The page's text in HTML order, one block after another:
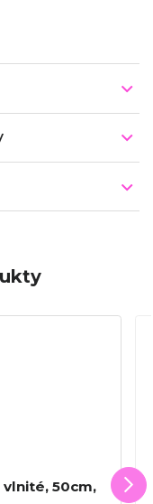
50cm,